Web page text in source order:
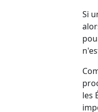
Si
les